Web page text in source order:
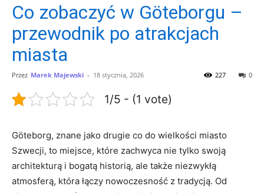
Co zobaczyć w Göteborgu –
przewodnik po atrakcjach
miasta
Przez Marek Majewski - 18 stycznia, 2026 0
227
1/5 - (1 vote)
Göteborg, znane jako drugie co do wielkości miasto
Szwecji, to miejsce, które zachwyca nie tylko swoją
architekturą i bogatą historią, ale także niezwykłą
atmosferą, która łączy nowoczesność z tradycją. Od